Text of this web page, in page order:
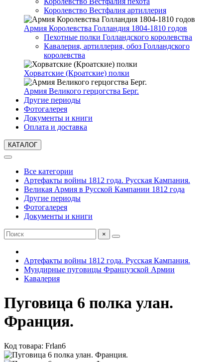
Королевство Вестфалия артиллерия
Армия Королевства Голландия 1804-1810 годов
Пехотные полки Голландского королевства
Кавалерия, артиллерия, обоз Голландского
королевства
Хорватские (Кроатские) полки
Армия Великого герцогства Берг.
Другие периоды
Фотогалерея
Документы и книги
Оплата и доставка
КАТАЛОГ
Все категории
Артефакты войны 1812 года. Русская Кампания.
Великая Армия в Русской Кампании 1812 года
Другие периоды
Фотогалерея
Документы и книги
×
Артефакты войны 1812 года. Русская Кампания.
Мундирные пуговицы Французской Армии
Кавалерия
Пуговица 6 полка улан.
Франция.
Код товара: Frlan6